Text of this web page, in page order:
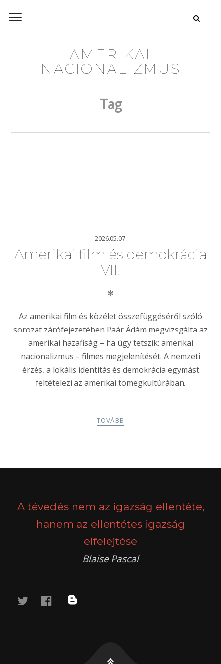
AMERIKAI
NACIONALIZMUS
Tag
2026.05.07.
Amerikai film és demokrácia
VII.
✻
Az amerikai film és közélet összefüggéséről szóló
sorozat zárófejezetében Paár Ádám megvizsgálta az
amerikai hazafiság – ha úgy tetszik: amerikai
nacionalizmus – filmes megjelenítését. A nemzeti
érzés, a lokális identitás és demokrácia egymást
feltételezi az amerikai tömegkultúrában.
TOVÁBB
A tévedés nem az igazság ellentéte,
hanem az ellentétes igazság
elfelejtése
Blaise Pascal
twitterfacebook
blog